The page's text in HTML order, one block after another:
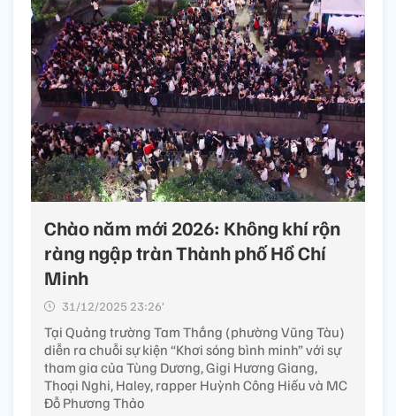
Chào năm mới 2026: Không khí rộn
ràng ngập tràn Thành phố Hồ Chí
Minh
31/12/2025 23:26’
Tại Quảng trường Tam Thắng (phường Vũng Tàu)
diễn ra chuỗi sự kiện “Khơi sóng bình minh” với sự
tham gia của Tùng Dương, Gigi Hương Giang,
Thoại Nghi, Haley, rapper Huỳnh Công Hiếu và MC
Đỗ Phương Thảo